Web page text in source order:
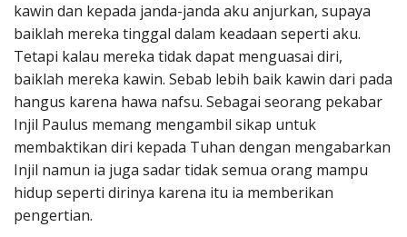
kawin dan kepada janda-janda aku anjurkan, supaya
baiklah mereka tinggal dalam keadaan seperti aku.
Tetapi kalau mereka tidak dapat menguasai diri,
baiklah mereka kawin. Sebab lebih baik kawin dari pada
hangus karena hawa nafsu. Sebagai seorang pekabar
Injil Paulus memang mengambil sikap untuk
membaktikan diri kepada Tuhan dengan mengabarkan
Injil namun ia juga sadar tidak semua orang mampu
hidup seperti dirinya karena itu ia memberikan
pengertian.